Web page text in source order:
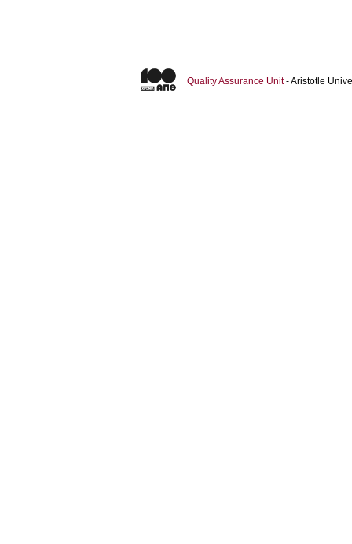
Quality Assurance Unit- Aristotle